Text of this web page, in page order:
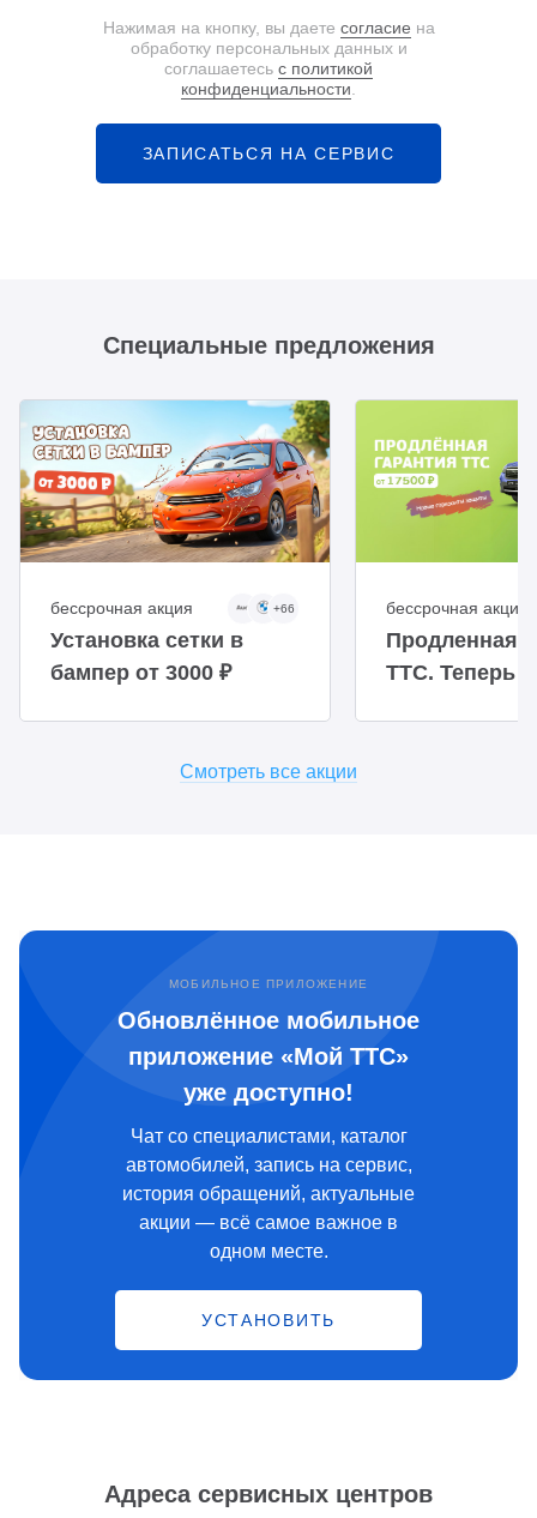
Нажимая на кнопку, вы даете согласие на
обработку персональных данных и
соглашаетесь с политикой
конфиденциальности
ЗАПИСАТЬСЯ НА СЕРВИС
Специальные предложения
бессрочная акция +66
Установка сетки в
бампер от 3000 ₽
бессрочная акция
Продленная
ТТС. Теперь
Смотреть все акции
МОБИЛЬНОЕ ПРИЛОЖЕНИЕ
Обновлённое мобильное
приложение «Мой ТТС»
уже доступно!
Чат со специалистами, каталог
автомобилей, запись на сервис,
история обращений, актуальные
акции — всё самое важное в
одном месте.
УСТАНОВИТЬ
Адреса сервисных центров